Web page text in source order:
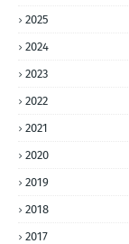
2025
2024
2023
2022
2021
2020
2019
2018
2017